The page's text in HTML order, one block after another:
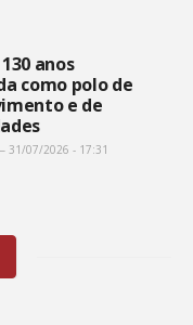
anos
como polo de
e de
31/07/2026 - 17:31